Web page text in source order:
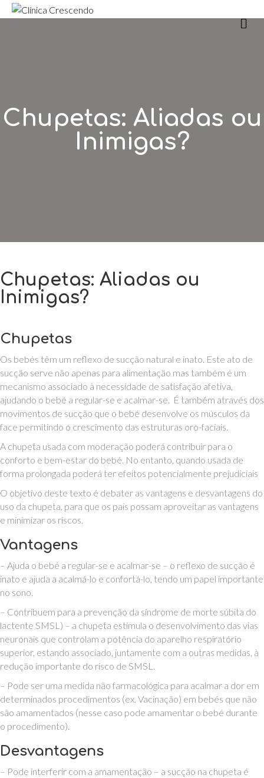
Chupetas: Aliadas ou
Inimigas?
Chupetas: Aliadas ou
Inimigas?
Chupetas
Os bebés têm um reflexo de sucção natural e inato. Este ato de
sucção serve não apenas para alimentação mas também é um
mecanismo associado à necessidade de satisfação afetiva,
ajudando o bebé a regular-se e acalmar-se. É também através dos
movimentos de sucção que o bebé desenvolve os músculos da
face permitindo o crescimento das estruturas oro-faciais.
A chupeta usada com moderação poderá contribuir para o
conforto e bem-estar do bebé. No entanto, quando usada de
forma prolongada poderá ter efeitos potencialmente prejudiciais
O objetivo deste texto é debater as vantagens e desvantagens do
uso da chupeta, para que os pais possam aproveitar as vantagens
e minimizar os riscos.
Vantagens
– Ajuda o bebé a regular-se e acalmar-se – o reflexo de sucção é
inato e ajuda a acalmá-lo e confortá-lo, tendo um papel importante
no sono.
– Contribuem para a prevenção da síndrome de morte súbita do
lactente SMSL) – a chupeta estimula o desenvolvimento das vias
neuronais que controlam a potência do aparelho respiratório
superior, estando associado, juntamente com a outras medidas, à
redução importante do risco de SMSL.
– Pode ser uma medida não farmacológica para acalmar a dor em
determinados procedimentos (ex. Vacinação) em bebés que não
são amamentados (nesse caso pode amamentar o bebé durante
o procedimento).
Desvantagens
– Pode interferir com a amamentação – a sucção na chupeta é